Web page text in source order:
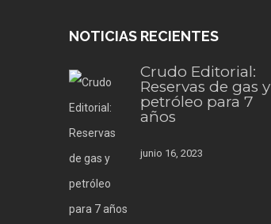
NOTICIAS RECIENTES
Crudo Editorial:
Reservas de gas y
petróleo para 7
años
junio 16, 2023